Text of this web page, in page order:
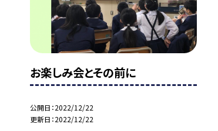
お楽しみ会とその前に
公開日 2022/12/22
更新日 2022/12/22